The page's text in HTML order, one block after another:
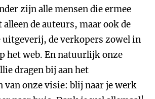
zijn alle mensen die ermee
de auteurs, maar ook de
uitgeverij, de verkopers zowel in
het web. En natuurlijk onze
dragen bij aan het
van onze visie: blij naar je werk